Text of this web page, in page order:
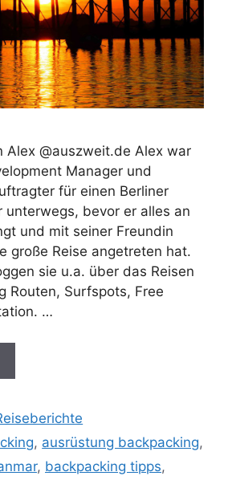
Alex @auszweit.de Alex war
Manager und
für einen Berliner
unterwegs, bevor er alles an
und mit seiner Freundin
große Reise angetreten hat.
sie u.a. über das Reisen
Routen, Surfspots, Free
…
, ausrüstung backpacking,
, backpacking tipps,